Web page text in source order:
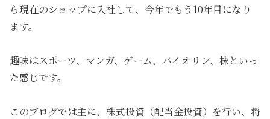
ら現在のショップに入社して、今年でもう10年目になり
ます。
趣味はスポーツ、マンガ、ゲーム、バイオリン、株といっ
た感じです。
このブログでは主に、株式投資（配当金投資）を行い、将